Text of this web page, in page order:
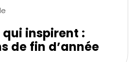
inspirent :
de fin d’année